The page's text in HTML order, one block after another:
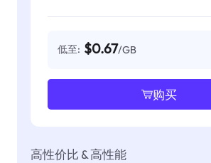
低至: $0.67/GB
购买
高性价比 & 高性能